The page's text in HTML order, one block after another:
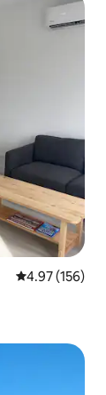
レビュー156
4.97 (156)